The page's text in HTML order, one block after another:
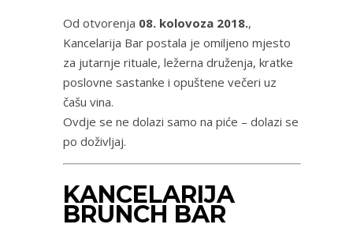
Od otvorenja 08. kolovoza 2018.,
Kancelarija Bar postala je omiljeno mjesto
za jutarnje rituale, ležerna druženja, kratke
poslovne sastanke i opuštene večeri uz
čašu vina.
Ovdje se ne dolazi samo na piće – dolazi se
po doživljaj.
KANCELARIJA
BRUNCH BAR